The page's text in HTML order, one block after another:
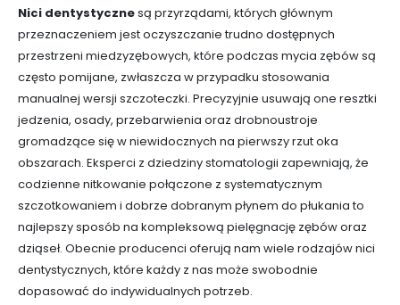
Nici dentystycznesą przyrządami, których głównym
przeznaczeniem jest oczyszczanie trudno dostępnych
przestrzeni miedzyzębowych, które podczas mycia zębów są
często pomijane, zwłaszcza w przypadku stosowania
manualnej wersji szczoteczki. Precyzyjnie usuwają one resztki
jedzenia, osady, przebarwienia oraz drobnoustroje
gromadzące się w niewidocznych na pierwszy rzut oka
obszarach. Eksperci z dziedziny stomatologii zapewniają, że
codzienne nitkowanie połączone z systematycznym
szczotkowaniem i dobrze dobranym płynem do płukania to
najlepszy sposób na kompleksową pielęgnację zębów oraz
dziąseł. Obecnie producenci oferują nam wiele rodzajów nici
dentystycznych, które każdy z nas może swobodnie
dopasować do indywidualnych potrzeb.